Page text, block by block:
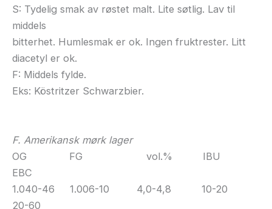
S: Tydelig smak av røstet malt. Lite søtlig. Lav til
middels
bitterhet. Humlesmak er ok. Ingen fruktrester. Litt
diacetyl er ok.
F: Middels fylde.
Eks: Köstritzer Schwarzbier.
F. Amerikansk mørk lager
OG FG vol.% IBU
EBC
1.040-46 1.006-10 4,0-4,8 10-20
20-60